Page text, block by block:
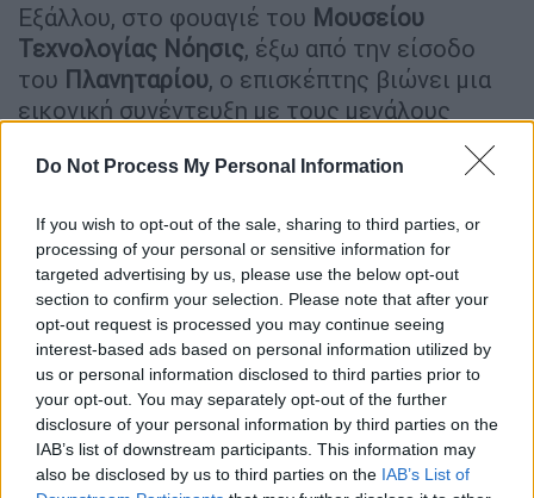
Do Not Process My Personal Information
If you wish to opt-out of the sale, sharing to third parties, or
processing of your personal or sensitive information for
targeted advertising by us, please use the below opt-out
section to confirm your selection. Please note that after your
opt-out request is processed you may continue seeing
interest-based ads based on personal information utilized by
us or personal information disclosed to third parties prior to
your opt-out. You may separately opt-out of the further
disclosure of your personal information by third parties on the
IAB’s list of downstream participants. This information may
also be disclosed by us to third parties on the IAB’s List of
Εξάλλου, στο φουαγιέ του Μουσείου
Τεχνολογίας Νόησις, έξω από την είσοδο
του Πλανηταρίου, ο επισκέπτης βιώνει μια
εικονική συνέντευξη με τους μεγάλους
Κωνσταντίνο
Καραθεοδωρή, οι οποίοι παρουσιάζονται σε
ερωτήματα σχετικά με τη ζωή και το έργο
τους. «Νέες τεχνολογίες έχουν επίσης
χρησιμοποιηθεί και στο Σπήλαιο των
Πετραλώνων ενώ γίνεται καλύτερη ανάδειξη
της διαδρομής καθώς υπάρχουν σημεία –
σταθμοί πληροφόρησης του κοινού»
προσθέτει η κ. Τσιαρβούλα.
Αναφέρεται, παράλληλα και στις ψηφιακές